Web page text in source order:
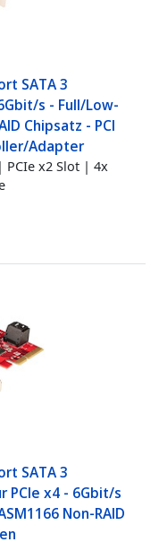
SATA 3
s - Full/Low-
Chipsatz - PCI
Adapter
PCIe x2 Slot | 4x
SATA 3
x4 - 6Gbit/s
Non-RAID